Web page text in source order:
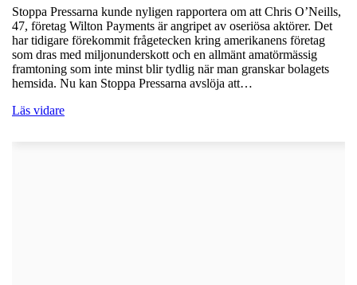
Stoppa Pressarna kunde nyligen rapportera om att Chris O’Neills,
47, företag Wilton Payments är angripet av oseriösa aktörer. Det
har tidigare förekommit frågetecken kring amerikanens företag
som dras med miljonunderskott och en allmänt amatörmässig
framtoning som inte minst blir tydlig när man granskar bolagets
hemsida. Nu kan Stoppa Pressarna avslöja att…
Läs vidare